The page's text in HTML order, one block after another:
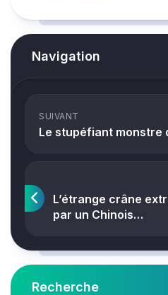
Navigation
SUIVANT
Le stupéfiant monstre
L’étrange crâne
par un Chinois…
Recherche